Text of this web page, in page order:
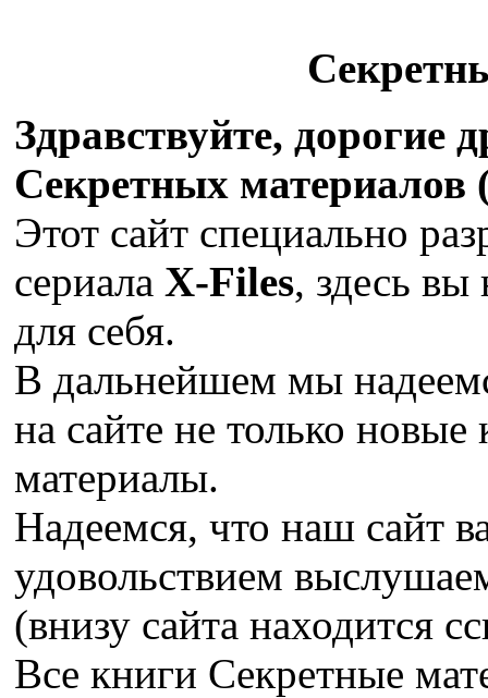
Здравствуйте, дорогие
Секретных материалов
Этот сайт специально
сериала X-Files, здесь вы
для себя.
В дальнейшем мы
на сайте не только
материалы.
Надеемся, что наш сайт
удовольствием
(внизу сайта находится
Все книги Секретные